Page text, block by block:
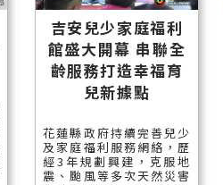
吉安兒少家庭福利
館盛大開幕 串聯全
齡服務打造幸福育
兒新據點
花蓮縣政府持續完善兒少
及家庭福利服務網絡，歷
經3年規劃興建，克服地
震、颱風等多次天然災害